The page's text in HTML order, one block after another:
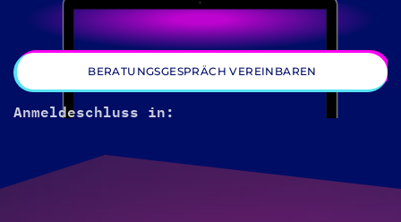
BERATUNGSGESPRÄCH VEREINBAREN
Anmeldeschluss in: